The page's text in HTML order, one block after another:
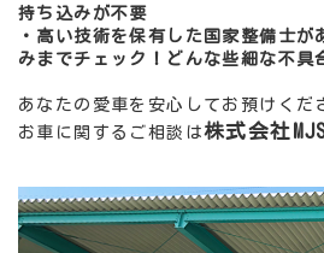
持ち込みが不要
・高い技術を保有した国家整備士が
みまでチェック！どんな些細な不具
あなたの愛車を安心してお預けくだ
お車に関するご相談は株式会社